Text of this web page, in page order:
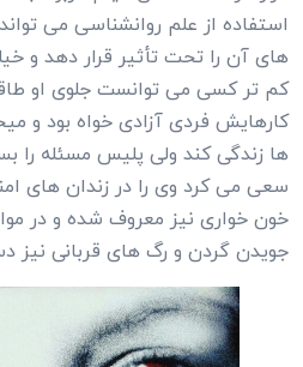
استفاده از علم روانشناسی می
های آن را تحت تأثیر قرار دهد و
کم تر کسی می توانست جلوی او
کارهایش فردی آزادی خواه بود و
ها زندگی کند ولی پلیس مسئله را
سعی می کرد وی را در زندان های
خون خواری نیز معروف شده و در
جویدن گردن و رگ های قربانی نیز